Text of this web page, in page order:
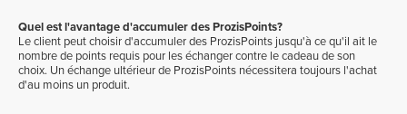
Quel est l'avantage d'accumuler des ProzisPoints?
Le client peut choisir d'accumuler des ProzisPoints jusqu'à ce qu'il ait le
nombre de points requis pour les échanger contre le cadeau de son
choix. Un échange ultérieur de ProzisPoints nécessitera toujours l'achat
d'au moins un produit.